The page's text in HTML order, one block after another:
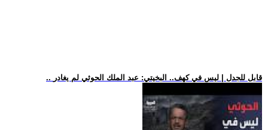
.. قابل للجدل | ليس في كهف.. البخيتي: عبد الملك الحوثي لم يغادر